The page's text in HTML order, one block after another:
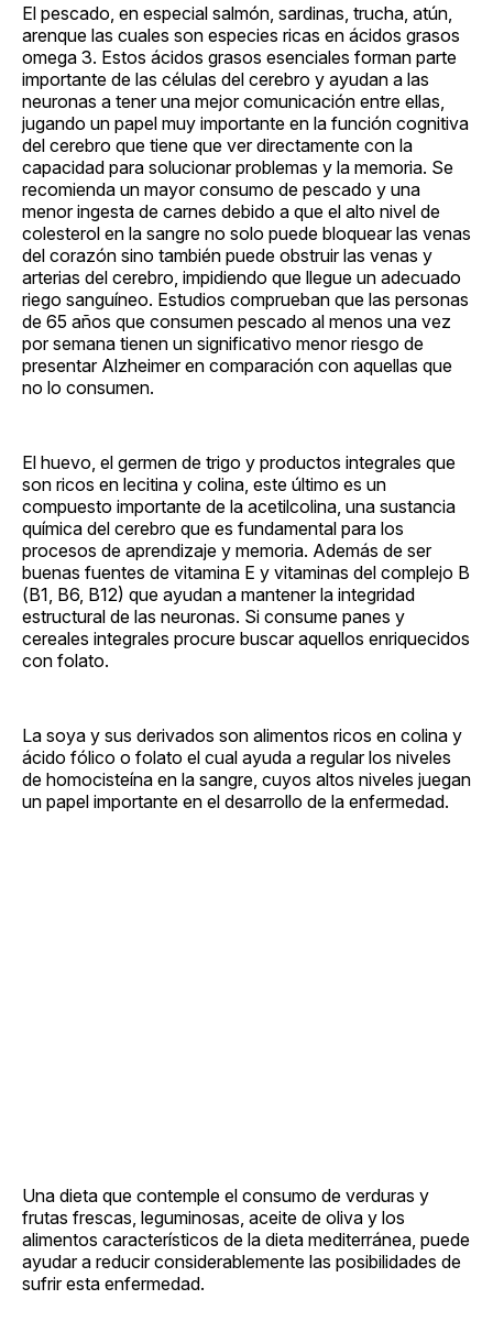
El pescado, en especial salmón, sardinas, trucha, atún,
arenque las cuales son especies ricas en ácidos grasos
omega 3. Estos ácidos grasos esenciales forman parte
importante de las células del cerebro y ayudan a las
neuronas a tener una mejor comunicación entre ellas,
jugando un papel muy importante en la función cognitiva
del cerebro que tiene que ver directamente con la
capacidad para solucionar problemas y la memoria. Se
recomienda un mayor consumo de pescado y una
menor ingesta de carnes debido a que el alto nivel de
colesterol en la sangre no solo puede bloquear las venas
del corazón sino también puede obstruir las venas y
arterias del cerebro, impidiendo que llegue un adecuado
riego sanguíneo. Estudios comprueban que las personas
de 65 años que consumen pescado al menos una vez
por semana tienen un significativo menor riesgo de
presentar Alzheimer en comparación con aquellas que
no lo consumen.
El huevo, el germen de trigo y productos integrales que
son ricos en lecitina y colina, este último es un
compuesto importante de la acetilcolina, una sustancia
química del cerebro que es fundamental para los
procesos de aprendizaje y memoria. Además de ser
buenas fuentes de vitamina E y vitaminas del complejo B
(B1, B6, B12) que ayudan a mantener la integridad
estructural de las neuronas. Si consume panes y
cereales integrales procure buscar aquellos enriquecidos
con folato.
La soya y sus derivados son alimentos ricos en colina y
ácido fólico o folato el cual ayuda a regular los niveles
de homocisteína en la sangre, cuyos altos niveles juegan
un papel importante en el desarrollo de la enfermedad.
Una dieta que contemple el consumo de verduras y
frutas frescas, leguminosas, aceite de oliva y los
alimentos característicos de la dieta mediterránea, puede
ayudar a reducir considerablemente las posibilidades de
sufrir esta enfermedad.